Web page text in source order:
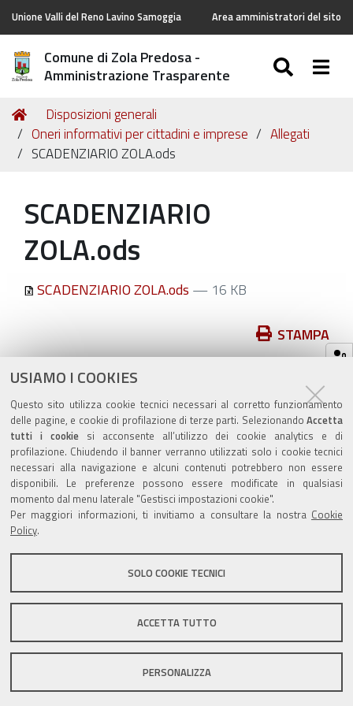
USIAMO I COOKIES
Questo sito utilizza cookie tecnici necessari al corretto funzionamento
delle pagine, e cookie di profilazione di terze parti. Selezionando Accetta
tutti i cookiesi acconsente all’utilizzo dei cookie analytics e di
profilazione. Chiudendo il banner verranno utilizzati solo i cookie tecnici
necessari alla navigazione e alcuni contenuti potrebbero non essere
disponibili. Le preferenze possono essere modificate in qualsiasi
momento dal menu laterale "Gestisci impostazioni cookie".
Per maggiori informazioni, ti invitiamo a consultare la nostra Cookie
Policy.
SOLO COOKIE TECNICI
ACCETTA TUTTO
PERSONALIZZA
Unione Valli del Reno Lavino Samoggia Area amministratori del sito
Comune di Zola Predosa -
Amministrazione Trasparente
Tu
sei
qui:
Home
Disposizioni generali
Oneri informativi per cittadini e imprese
Allegati
SCADENZIARIO ZOLA.ods
SCADENZIARIO
ZOLA.ods
SCADENZIARIO ZOLA.ods — 16 KB
sul
documento
STAMPA
ultima modifica
Valuta questo sito
Sito istituzionale Comune di Zola Predosa
Privacy policy|DPO|Accessibilità